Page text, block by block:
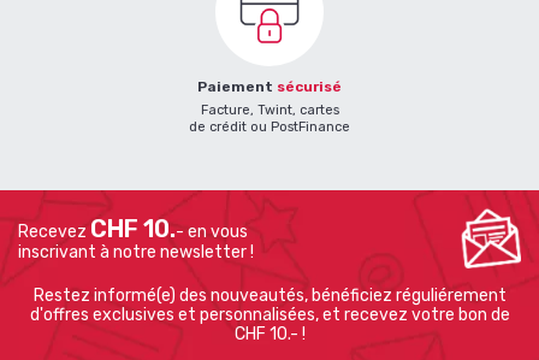
Paiement sécurisé
Facture, Twint, cartes
de crédit ou PostFinance
Recevez CHF 10.- en vous
inscrivant à notre newsletter !
Restez informé(e) des nouveautés, bénéficiez réguliérement
d'offres exclusives et personnalisées, et recevez votre bon de
CHF 10.- !